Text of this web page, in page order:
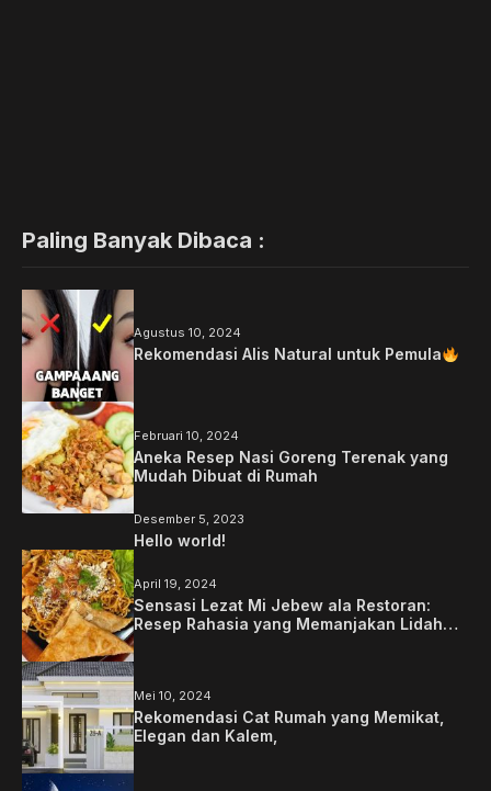
Paling Banyak Dibaca :
Agustus 10, 2024
Rekomendasi Alis Natural untuk Pemula
Februari 10, 2024
Aneka Resep Nasi Goreng Terenak yang
Mudah Dibuat di Rumah
Desember 5, 2023
Hello world!
April 19, 2024
Sensasi Lezat Mi Jebew ala Restoran:
Resep Rahasia yang Memanjakan Lidah
Mei 10, 2024
Rekomendasi Cat Rumah yang Memikat,
Elegan dan Kalem,